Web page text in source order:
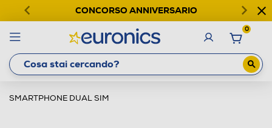
CONCORSO ANNIVERSARIO
0
SMARTPHONE DUAL SIM